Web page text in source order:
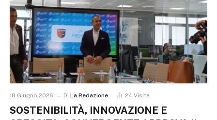
18 Giugno 2026 Di La Redazione 24 Visite
SOSTENIBILITÀ, INNOVAZIONE E